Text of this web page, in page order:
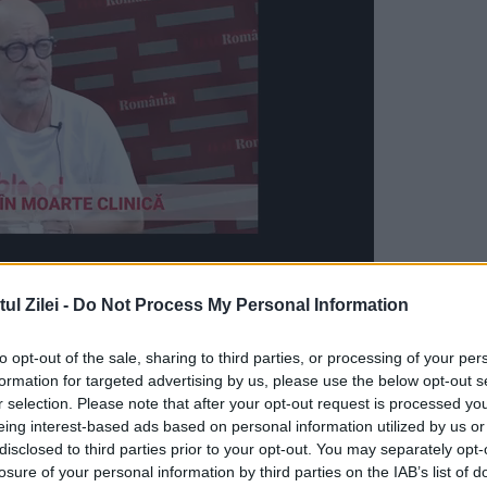
Zilei - Do Not Process My Personal Information
opt-out of the sale, sharing to third parties, or processing of your
for targeted advertising by us, please use the below opt-out
selection. Please note that after your opt-out request is processed
interest-based ads based on personal information utilized by us
to third parties prior to your opt-out. You may separately
of your personal information by third parties on the IAB’s list of
ieșea de pe o strada Fulgerului a intrat
autoturism care circula regulamentar pe
alta iar în urma impactului taxiul s-a
Echipele de descarcerare au reușit, cu
din dreapta, conștienți, în stare stabilă.